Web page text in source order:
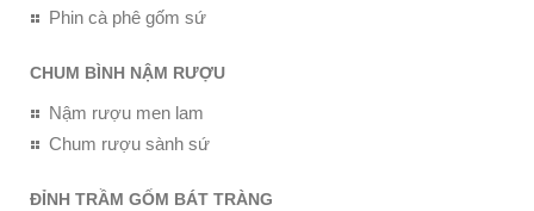
Phin cà phê gốm sứ
CHUM BÌNH NẬM RƯỢU
Nậm rượu men lam
Chum rượu sành sứ
ĐỈNH TRẦM GỐM BÁT TRÀNG